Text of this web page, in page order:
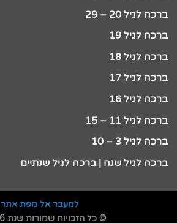
ברכה לגיל 20 – 29
ברכה לגיל 19
ברכה לגיל 18
ברכה לגיל 17
ברכה לגיל 16
ברכה לגיל 11 – 15
ברכה לגיל 3 – 10
ברכה לגיל שנה | ברכה לגיל שנתיים
למעבר אל מפת אתר
© כל הזכויות שמורות שנת 2026 ©